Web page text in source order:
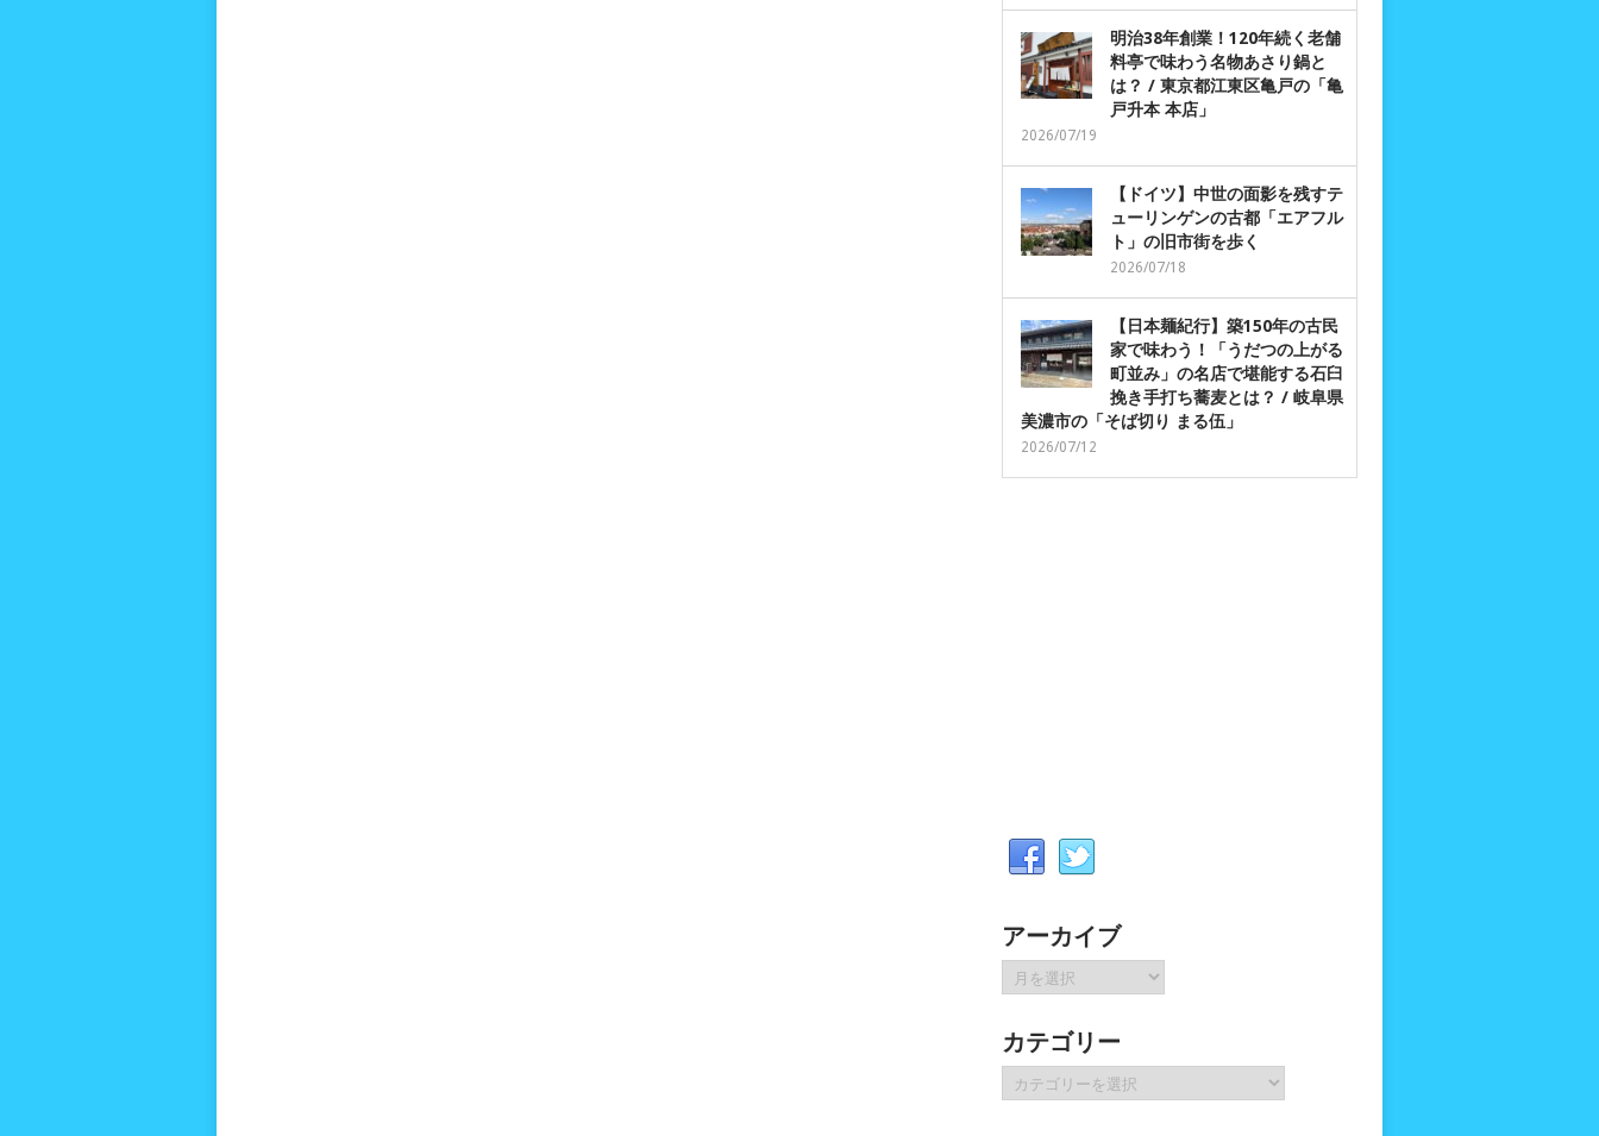
明治38年創業！120年続く老舗
料亭で味わう名物あさり鍋と
は？ / 東京都江東区亀戸の「亀
戸升本 本店」
2026/07/19
【ドイツ】中世の面影を残すテ
ューリンゲンの古都「エアフル
ト」の旧市街を歩く
2026/07/18
【日本麺紀行】築150年の古民
家で味わう！「うだつの上がる
町並み」の名店で堪能する石臼
挽き手打ち蕎麦とは？ / 岐阜県
美濃市の「そば切り まる伍」
2026/07/12
アーカイブ
ア
ー
イ
ブ
カテゴリー
テ